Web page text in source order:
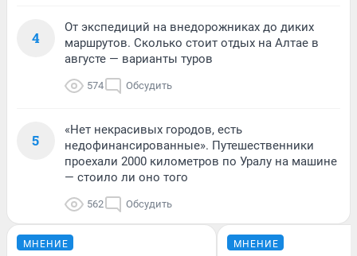
4
От экспедиций на внедорожниках до диких
маршрутов. Сколько стоит отдых на Алтае в
августе — варианты туров
574 Обсудить
5
«Нет некрасивых городов, есть
недофинансированные». Путешественники
проехали 2000 километров по Уралу на машине
— стоило ли оно того
562 Обсудить
МНЕНИЕ МНЕНИЕ